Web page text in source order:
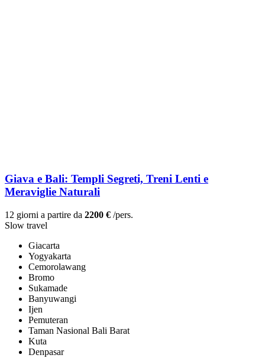
Giava e Bali: Templi Segreti, Treni Lenti e
Meraviglie Naturali
12 giorni a partire da 2200 € /pers.
Slow travel
Giacarta
Yogyakarta
Cemorolawang
Bromo
Sukamade
Banyuwangi
Ijen
Pemuteran
Taman Nasional Bali Barat
Kuta
Denpasar